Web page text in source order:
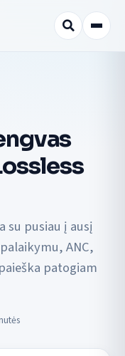
su pusiau į ausį
ANC,
patogiam